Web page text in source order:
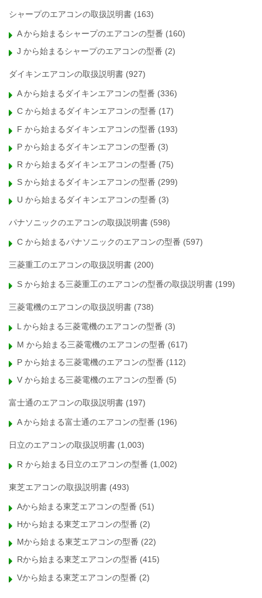
シャープのエアコンの取扱説明書 (163)
A から始まるシャープのエアコンの型番 (160)
J から始まるシャープのエアコンの型番 (2)
ダイキンエアコンの取扱説明書 (927)
A から始まるダイキンエアコンの型番 (336)
C から始まるダイキンエアコンの型番 (17)
F から始まるダイキンエアコンの型番 (193)
P から始まるダイキンエアコンの型番 (3)
R から始まるダイキンエアコンの型番 (75)
S から始まるダイキンエアコンの型番 (299)
U から始まるダイキンエアコンの型番 (3)
パナソニックのエアコンの取扱説明書 (598)
C から始まるパナソニックのエアコンの型番 (597)
三菱重工のエアコンの取扱説明書 (200)
S から始まる三菱重工のエアコンの型番の取扱説明書 (199)
三菱電機のエアコンの取扱説明書 (738)
L から始まる三菱電機のエアコンの型番 (3)
M から始まる三菱電機のエアコンの型番 (617)
P から始まる三菱電機のエアコンの型番 (112)
V から始まる三菱電機のエアコンの型番 (5)
富士通のエアコンの取扱説明書 (197)
A から始まる富士通のエアコンの型番 (196)
日立のエアコンの取扱説明書 (1,003)
R から始まる日立のエアコンの型番 (1,002)
東芝エアコンの取扱説明書 (493)
Aから始まる東芝エアコンの型番 (51)
Hから始まる東芝エアコンの型番 (2)
Mから始まる東芝エアコンの型番 (22)
Rから始まる東芝エアコンの型番 (415)
Vから始まる東芝エアコンの型番 (2)